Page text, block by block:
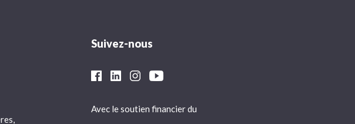
Suivez-nous
Avec le soutien financier du